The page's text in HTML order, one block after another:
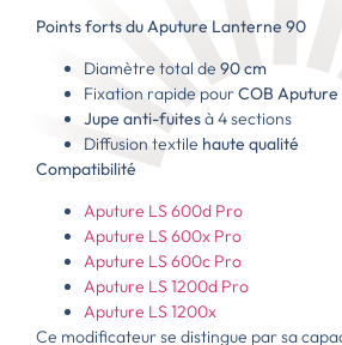
Points forts du Aputure Lanterne 90
Diamètre total de 90 cm
Fixation rapide pourCOB Aputure
Jupe anti-fuitesà 4 sections
Diffusion textile haute qualité
Compatibilité
Aputure LS 600d Pro
Aputure LS 600x Pro
Aputure LS 600c Pro
Aputure LS 1200d Pro
Aputure LS 1200x
Ce modificateur se distingue par sa